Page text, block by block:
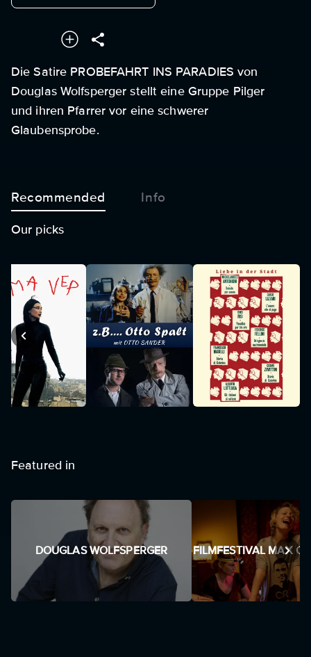
Die Satire PROBEFAHRT INS PARADIES von
Douglas Wolfsperger stellt eine Gruppe Pilger
und ihren Pfarrer vor eine schwerer
Glaubensprobe.
Recommended Info
Our picks
Featured in
DOUGLAS WOLFSPERGER FILMFESTIVAL MAX